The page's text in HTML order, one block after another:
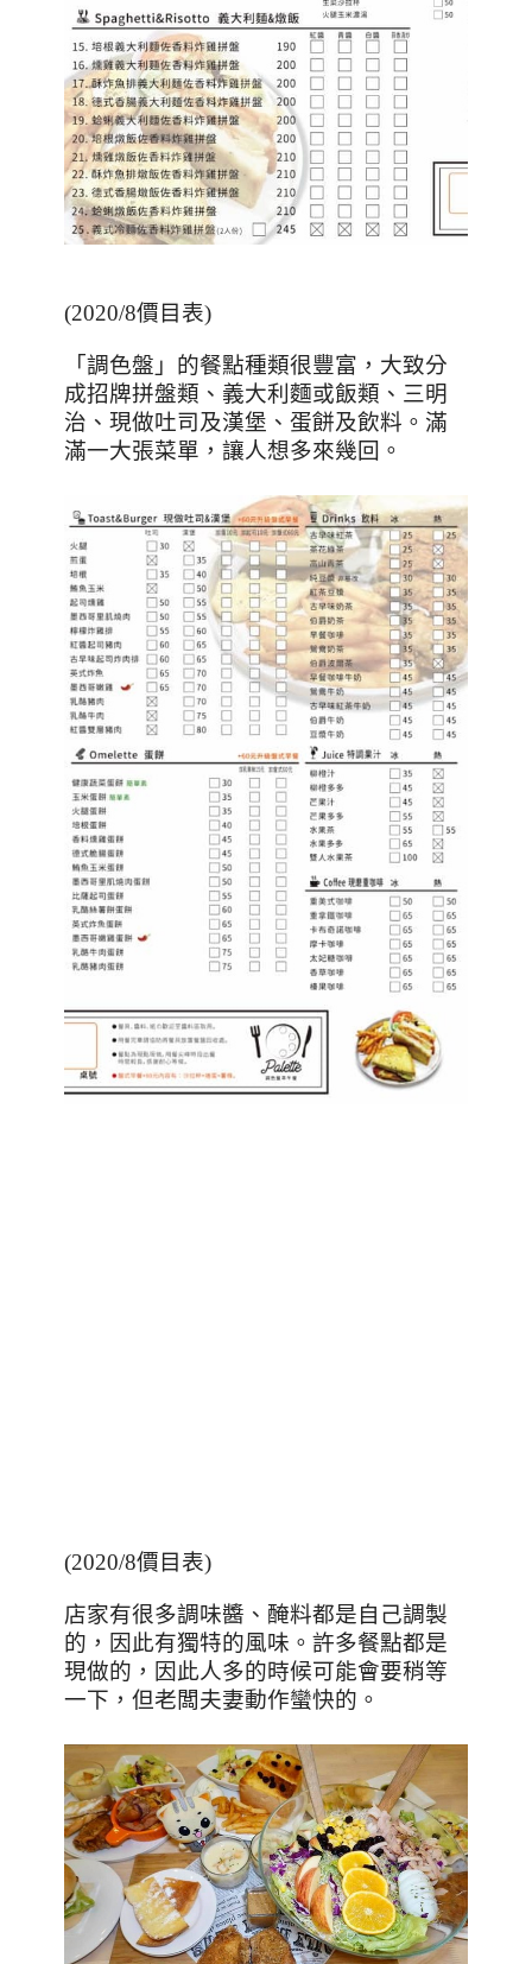
(2020/8價目表)
「調色盤」的餐點種類很豐富，大致分
成招牌拼盤類、義大利麵或飯類、三明
治、現做吐司及漢堡、蛋餅及飲料。滿
滿一大張菜單，讓人想多來幾回。
(2020/8價目表)
店家有很多調味醬、醃料都是自己調製
的，因此有獨特的風味。許多餐點都是
現做的，因此人多的時候可能會要稍等
一下，但老闆夫妻動作蠻快的。